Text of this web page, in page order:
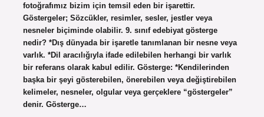
fotoğrafımız bizim için temsil eden bir işarettir.
Göstergeler; Sözcükler, resimler, sesler, jestler veya
nesneler biçiminde olabilir. 9. sınıf edebiyat gösterge
nedir? *Dış dünyada bir işaretle tanımlanan bir nesne veya
varlık. *Dil aracılığıyla ifade edilebilen herhangi bir varlık
bir referans olarak kabul edilir. Gösterge: *Kendilerinden
başka bir şeyi gösterebilen, önerebilen veya değiştirebilen
kelimeler, nesneler, olgular veya gerçeklere “göstergeler”
denir. Gösterge…